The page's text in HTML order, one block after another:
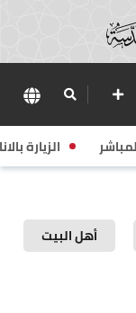
الزيارة
أهل البيت